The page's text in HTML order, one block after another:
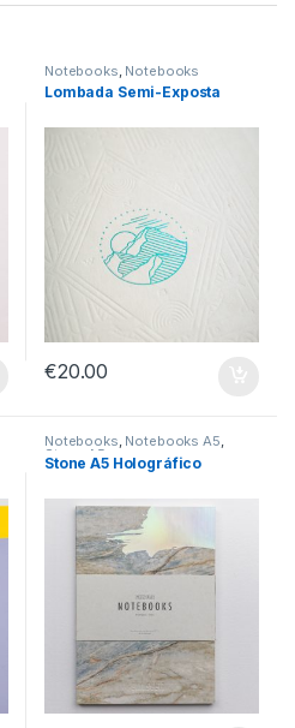
Notebooks Notebooks
Lombada Exposta
Lombada Semi-Exposta
€20.00
Notebooks, Notebooks A5,
Stone A5
Stone A5 Holográfico